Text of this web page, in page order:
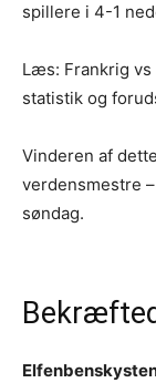
spillere i 4-1
Læs: Frankrig
statistik og
Vinderen af
verdensmestre
søndag.